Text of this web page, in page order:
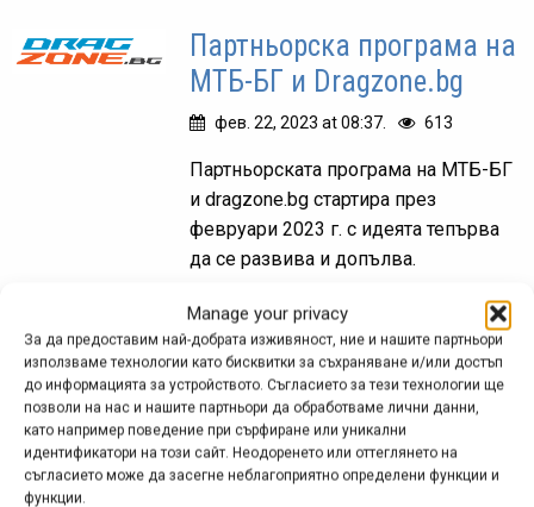
Manage your privacy
За да предоставим най-добрата изживяност, ние и нашите партньори
използваме технологии като бисквитки за съхраняване и/или достъп
до информацията за устройството. Съгласието за тези технологии ще
позволи на нас и нашите партньори да обработваме лични данни,
като например поведение при сърфиране или уникални
идентификатори на този сайт. Неодоренето или оттеглянето на
съгласието може да засегне неблагоприятно определени функции и
функции.
Партньорска програма на
МТБ-БГ и Dragzone.bg
фев. 22, 2023 at 08:37. 613
Партньорската програма на МТБ-БГ
и dragzone.bg стартира през
февруари 2023 г. с идеята тепърва
да се развива и допълва.
Партньорска програма на
МТБ-БГ и Shushon
дек. 17, 2022 at 18:16. 478
В рамките на партньорската